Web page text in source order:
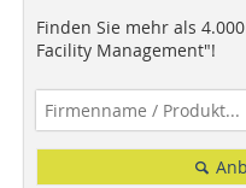
Finden Sie mehr als
Facility Management"!